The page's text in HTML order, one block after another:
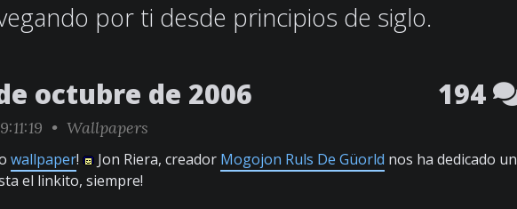
por ti desde principios de siglo.
octubre de 2006 194
• Wallpapers
wallpaper! Jon Riera, creador Mogojon Ruls De Güorld nos ha dedicado un
el linkito, siempre!